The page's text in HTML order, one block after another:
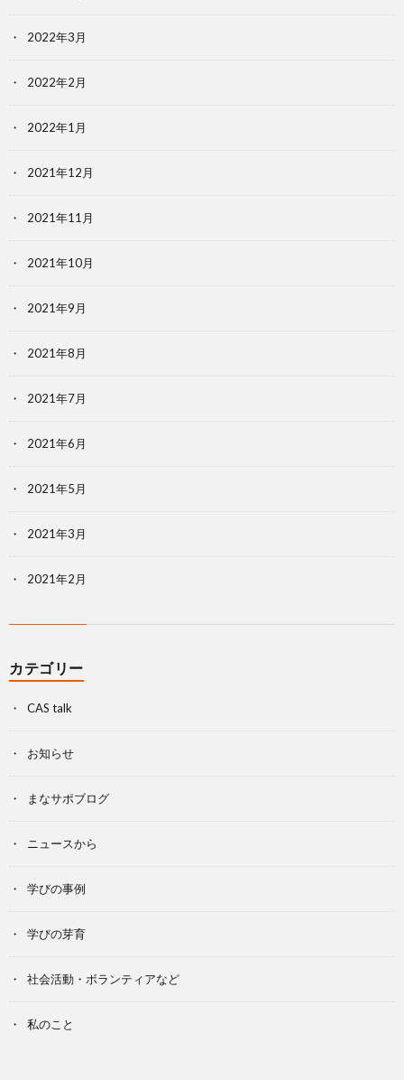
2022年3月
2022年2月
2022年1月
2021年12月
2021年11月
2021年10月
2021年9月
2021年8月
2021年7月
2021年6月
2021年5月
2021年3月
2021年2月
カテゴリー
CAS talk
お知らせ
まなサポブログ
ニュースから
学びの事例
学びの芽育
社会活動・ボランティアなど
私のこと